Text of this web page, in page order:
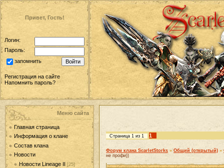
Привет, Гость!
Логин:
Пароль:
запомнить
Регистрация на сайте
Напомнить пароль?
Меню сайта
Главная страница
Информация о клане
Состав клана
Новости
Новости Lineage II [25]
Страница 1 из 1 1
Форум клана ScarletStorks » Общий (открытый) »
не профи))